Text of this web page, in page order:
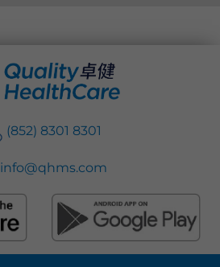
(852) 8301 8301
info@qhms.com